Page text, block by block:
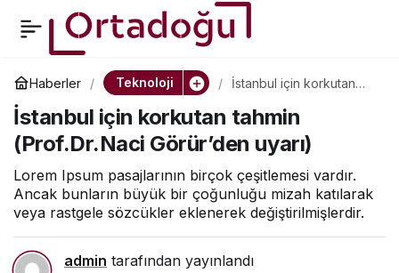
Haberler Teknoloji
İstanbul için korkutan
Görür’den uyarı)
İstanbul için korkutan tahmin
(Prof.Dr.Naci Görür’den uyarı)
Lorem Ipsum pasajlarının birçok çeşitlemesi vardır.
Ancak bunların büyük bir çoğunluğu mizah katılarak
veya rastgele sözcükler eklenerek değiştirilmişlerdir.
admin tarafından yayınlandı
Elektrik santrali
patlayıcılarla yıkıldı